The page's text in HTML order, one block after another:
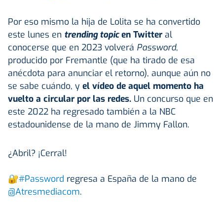
Por eso mismo la hija de Lolita se ha convertido
este lunes en trending topicen Twitter al
conocerse que en 2023 volverá Password,
producido por Fremantle (que ha tirado de esa
anécdota para anunciar el retorno), aunque aún no
se sabe cuándo, y el vídeo de aquel momento ha
vuelto a circular por las redes. Un concurso que en
este 2022 ha regresado también a la NBC
estadounidense de la mano de Jimmy Fallon.
¿Abril? ¡Cerral!
🔐#Password regresa a España de la mano de
@Atresmediacom.